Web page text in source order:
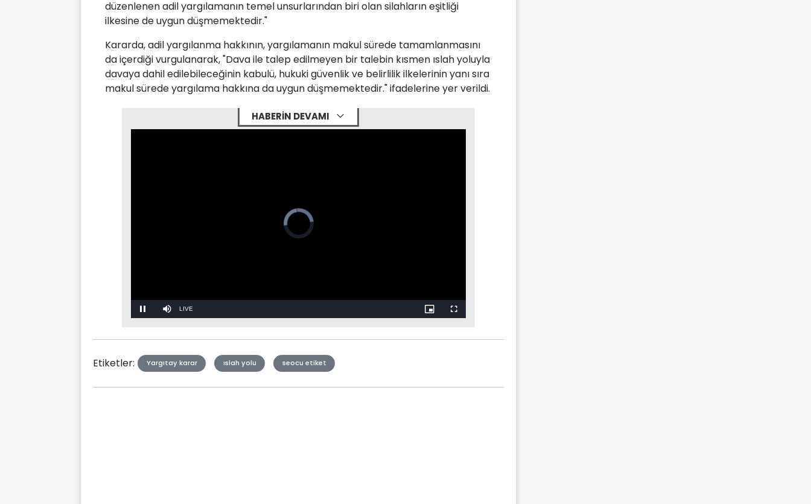
düzenlenen adil yargılamanın temel unsurlarından biri olan silahların eşitliği
ilkesine de uygun düşmemektedir."
Kararda, adil yargılanma hakkının, yargılamanın makul sürede tamamlanmasını
da içerdiği vurgulanarak, "Dava ile talep edilmeyen bir talebin kısmen ıslah yoluyla
davaya dahil edilebileceğinin kabulü, hukuki güvenlik ve belirlilik ilkelerinin yanı sıra
makul sürede yargılama hakkına da uygun düşmemektedir." ifadelerine yer verildi.
HABERİN DEVAMI
Mute Stream
Etiketler: Yargıtay karar ıslah yolu seocu etiket